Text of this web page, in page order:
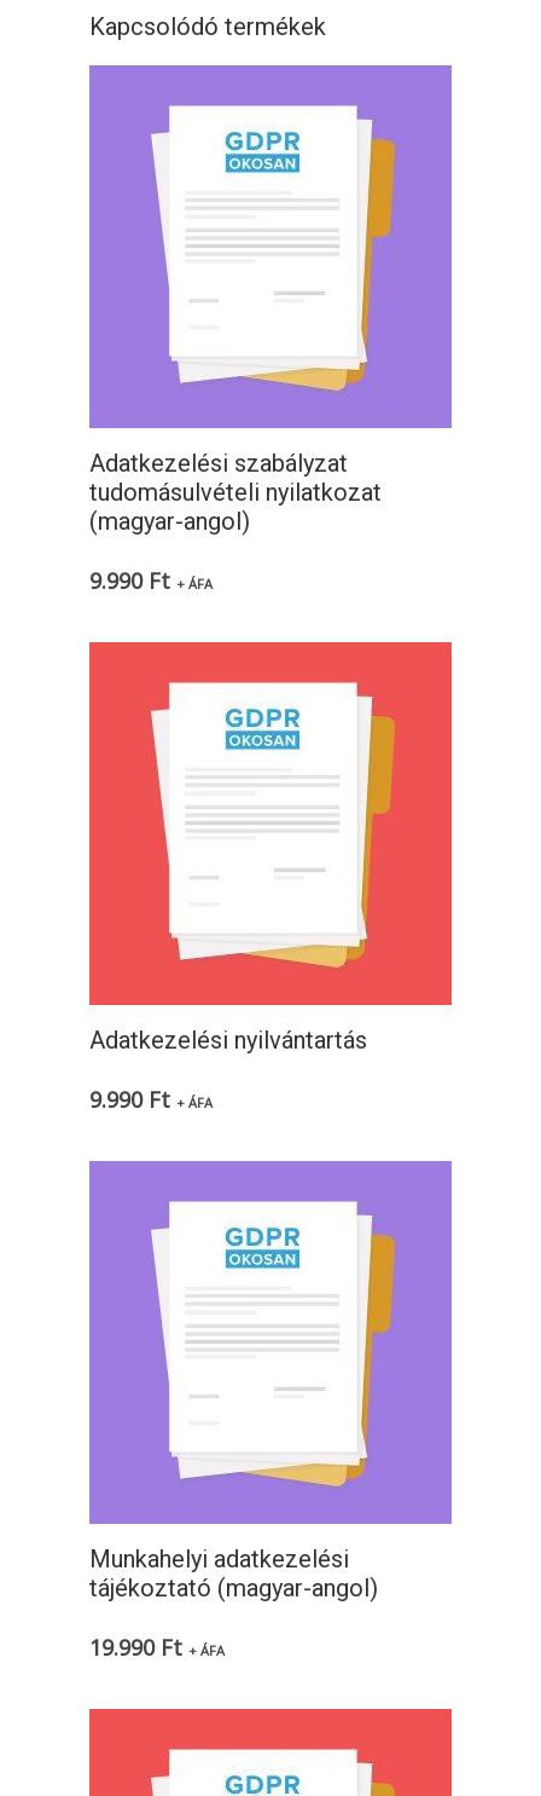
Kapcsolódó termékek
Adatkezelési szabályzat
tudomásulvételi nyilatkozat
(magyar-angol)
9.990 Ft + ÁFA
Adatkezelési nyilvántartás
9.990 Ft + ÁFA
Munkahelyi adatkezelési
tájékoztató (magyar-angol)
19.990 Ft + ÁFA